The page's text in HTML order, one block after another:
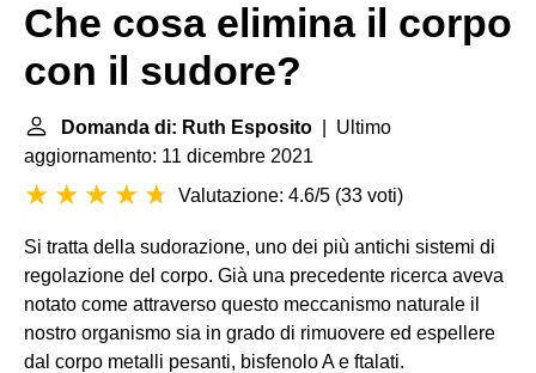
Che cosa elimina il corpo
con il sudore?
Domanda di: Ruth Esposito | Ultimo
aggiornamento: 11 dicembre 2021
Valutazione: 4.6/5 (33 voti)
Si tratta della sudorazione, uno dei più antichi sistemi di
regolazione del corpo. Già una precedente ricerca aveva
notato come attraverso questo meccanismo naturale il
nostro organismo sia in grado di rimuovere ed espellere
dal corpo metalli pesanti, bisfenolo A e ftalati.